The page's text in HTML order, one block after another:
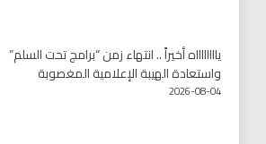
يااااااااه أخيراً .. انتهاء زمن “برامج تحت السلم”
واستعادة الهيبة الإعلامية المغصوبة
2026-08-04